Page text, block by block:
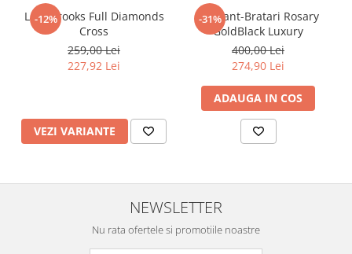
-12%
Lant Brooks Full Diamonds
Cross
259,00 Lei
227,92 Lei
VEZI VARIANTE
-31%
Set Lant-Bratari Rosary
GoldBlack Luxury
400,00 Lei
274,90 Lei
ADAUGA IN COS
NEWSLETTER
Nu rata ofertele si promotiile noastre